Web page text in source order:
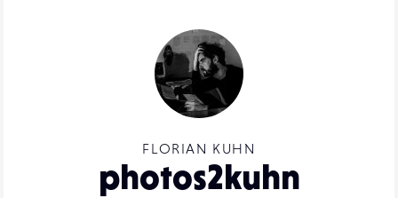
FLORIAN KUHN
photos2kuhn